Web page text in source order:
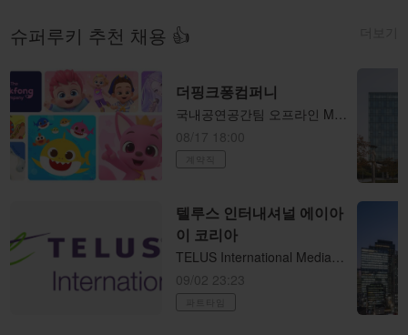
슈퍼루키 추천 채용 👍
더핑크퐁컴퍼니
08/17 18:00
텔루스 인터내셔널 에이아
이 코리아
TELUS International Media Search Analyst - Korean (KR) 재택 파트타임 (직장병행 가능)
09/02 23:23